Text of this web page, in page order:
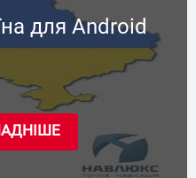
для Android